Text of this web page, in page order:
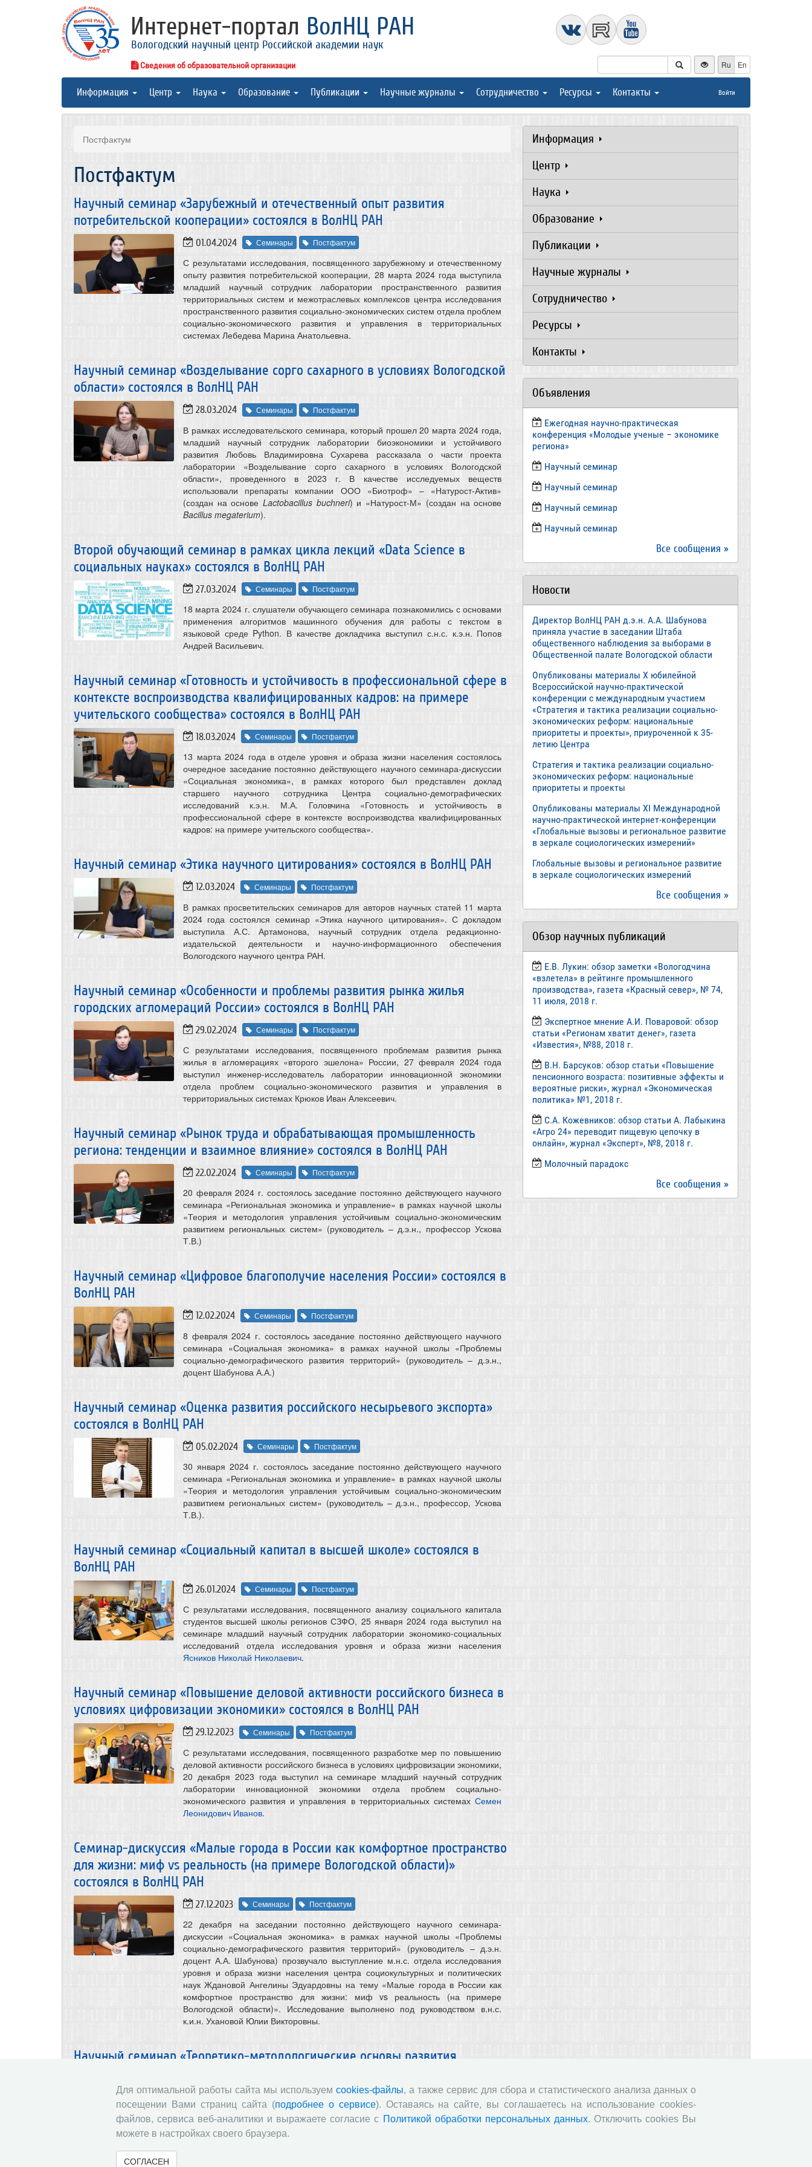
Интернет-портал ВолНЦ РАН
Вологодский научный центр Российской академии наук
Сведения об образовательной организации Ru En
Информация Центр Наука Образование Публикации Научные журналы Сотрудничество Ресурсы Контакты Войти
Постфактум
Постфактум
Научный семинар «Зарубежный и отечественный опыт развития
потребительской кооперации» состоялся в ВолНЦ РАН
01.04.2024 Семинары Постфактум
С результатами исследования, посвященного зарубежному и отечественному
опыту развития потребительской кооперации, 28 марта 2024 года выступила
младший научный сотрудник лаборатории пространственного развития
территориальных систем и межотраслевых комплексов центра исследования
пространственного развития социально-экономических систем отдела проблем
социально-экономического развития и управления в территориальных
системах Лебедева Марина Анатольевна.
Научный семинар «Возделывание сорго сахарного в условиях Вологодской
области» состоялся в ВолНЦ РАН
28.03.2024 Семинары Постфактум
В рамках исследовательского семинара, который прошел 20 марта 2024 года,
младший научный сотрудник лаборатории биоэкономики и устойчивого
развития Любовь Владимировна Сухарева рассказала о части проекта
лаборатории «Возделывание сорго сахарного в условиях Вологодской
области», проведенного в 2023 г. В качестве исследуемых веществ
использовали препараты компании ООО «Биотроф» – «Натурост-Актив»
(создан на основе Lactobacillus buchneri) и «Натурост-М» (создан на основе
Bacillus megaterium).
Второй обучающий семинар в рамках цикла лекций «Data Science в
социальных науках» состоялся в ВолНЦ РАН
27.03.2024 Семинары Постфактум
18 марта 2024 г. слушатели обучающего семинара познакомились с основами
применения алгоритмов машинного обучения для работы с текстом в
языковой среде Python. В качестве докладчика выступил с.н.с. к.э.н. Попов
Андрей Васильевич.
Научный семинар «Готовность и устойчивость в профессиональной сфере в
контексте воспроизводства квалифицированных кадров: на примере
учительского сообщества» состоялся в ВолНЦ РАН
18.03.2024 Семинары Постфактум
13 марта 2024 года в отделе уровня и образа жизни населения состоялось
очередное заседание постоянно действующего научного семинара-дискуссии
«Социальная экономика», в рамках которого был представлен доклад
старшего научного сотрудника Центра социально-демографических
исследований к.э.н. М.А. Головчина «Готовность и устойчивость в
профессиональной сфере в контексте воспроизводства квалифицированных
кадров: на примере учительского сообщества».
Научный семинар «Этика научного цитирования» состоялся в ВолНЦ РАН
12.03.2024 Семинары Постфактум
В рамках просветительских семинаров для авторов научных статей 11 марта
2024 года состоялся семинар «Этика научного цитирования». С докладом
выступила А.С. Артамонова, научный сотрудник отдела редакционно-
издательской деятельности и научно-информационного обеспечения
Вологодского научного центра РАН.
Научный семинар «Особенности и проблемы развития рынка жилья
городских агломераций России» состоялся в ВолНЦ РАН
29.02.2024 Семинары Постфактум
С результатами исследования, посвященного проблемам развития рынка
жилья в агломерациях «второго эшелона» России, 27 февраля 2024 года
выступил инженер-исследователь лаборатории инновационной экономики
отдела проблем социально-экономического развития и управления в
территориальных системах Крюков Иван Алексеевич.
Научный семинар «Рынок труда и обрабатывающая промышленность
региона: тенденции и взаимное влияние» состоялся в ВолНЦ РАН
22.02.2024 Семинары Постфактум
20 февраля 2024 г. состоялось заседание постоянно действующего научного
семинара «Региональная экономика и управление» в рамках научной школы
«Теория и методология управления устойчивым социально-экономическим
развитием региональных систем» (руководитель – д.э.н., профессор Ускова
Т.В.)
Научный семинар «Цифровое благополучие населения России» состоялся в
ВолНЦ РАН
12.02.2024 Семинары Постфактум
8 февраля 2024 г. состоялось заседание постоянно действующего научного
семинара «Социальная экономика» в рамках научной школы «Проблемы
социально-демографического развития территорий» (руководитель – д.э.н.,
доцент Шабунова А.А.)
Научный семинар «Оценка развития российского несырьевого экспорта»
состоялся в ВолНЦ РАН
05.02.2024 Семинары Постфактум
30 января 2024 г. состоялось заседание постоянно действующего научного
семинара «Региональная экономика и управление» в рамках научной школы
«Теория и методология управления устойчивым социально-экономическим
развитием региональных систем» (руководитель – д.э.н., профессор, Ускова
Т.В.).
Научный семинар «Социальный капитал в высшей школе» состоялся в
ВолНЦ РАН
26.01.2024 Семинары Постфактум
С результатами исследования, посвященного анализу социального капитала
студентов высшей школы регионов СЗФО, 25 января 2024 года выступил на
семинаре младший научный сотрудник лаборатории экономико-социальных
исследований отдела исследования уровня и образа жизни населения
Ясников Николай Николаевич.
Научный семинар «Повышение деловой активности российского бизнеса в
условиях цифровизации экономики» состоялся в ВолНЦ РАН
29.12.2023 Семинары Постфактум
С результатами исследования, посвященного разработке мер по повышению
деловой активности российского бизнеса в условиях цифровизации экономики,
20 декабря 2023 года выступил на семинаре младший научный сотрудник
лаборатории инновационной экономики отдела проблем социально-
экономического развития и управления в территориальных системахСемен
Леонидович Иванов.
Семинар-дискуссия «Малые города в России как комфортное пространство
для жизни: миф vs реальность (на примере Вологодской области)»
состоялся в ВолНЦ РАН
27.12.2023 Семинары Постфактум
22 декабря на заседании постоянно действующего научного семинара-
дискуссии «Социальная экономика» в рамках научной школы «Проблемы
социально-демографического развития территорий» (руководитель – д.э.н.
доцент А.А. Шабунова) прозвучало выступление м.н.с. отдела исследования
уровня и образа жизни населения центра социокультурных и политических
наук Ждановой Ангелины Эдуардовны на тему «Малые города в России как
комфортное пространство для жизни: миф vs реальность (на примере
Вологодской области)». Исследование выполнено под руководством в.н.с.
к.и.н. Ухановой Юлии Викторовны.
Научный семинар «Теоретико-методологические основы развития
15.12.2023 Семинары Постфактум
Результаты исследования, посвященного развитию научного туризма в
регионе, были представлены на семинаре 14 декабря 2023 г. аналитиком
Центра трансфера и коммерциализации технологий Анастасией Алексеевной
Информация
Центр
Наука
Образование
Публикации
Научные журналы
Сотрудничество
Ресурсы
Контакты
Объявления
Ежегодная научно-практическая
конференция «Молодые ученые – экономике
региона»
​Научный семинар
​Научный семинар
Научный семинар
​Научный семинар
Все сообщения »
Новости
Директор ВолНЦ РАН д.э.н. А.А. Шабунова
приняла участие в заседании Штаба
общественного наблюдения за выборами в
Общественной палате Вологодской области
Опубликованы материалы X юбилейной
Всероссийской научно-практической
конференции с международным участием
«Стратегия и тактика реализации социально-
экономических реформ: национальные
приоритеты и проекты», приуроченной к 35-
летию Центра
Стратегия и тактика реализации социально-
экономических реформ: национальные
приоритеты и проекты
Опубликованы материалы XI Международной
научно-практической интернет-конференции
«Глобальные вызовы и региональное развитие
в зеркале социологических измерений»
Глобальные вызовы и региональное развитие
в зеркале социологических измерений
Все сообщения »
Обзор научных публикаций
Е.В. Лукин: обзор заметки «Вологодчина
«взлетела» в рейтинге промышленного
производства», газета «Красный север», № 74,
11 июля, 2018 г.
Экспертное мнение А.И. Поваровой: обзор
статьи «Регионам хватит денег», газета
«Известия», №88, 2018 г.
В.Н. Барсуков: обзор статьи «Повышение
пенсионного возраста: позитивные эффекты и
вероятные риски», журнал «Экономическая
политика» №1, 2018 г.
С.А. Кожевников: обзор статьи А. Лабыкина
«Агро 24» переводит пищевую цепочку в
онлайн», журнал «Эксперт», №8, 2018 г.
Молочный парадокс
Все сообщения »
Для оптимальной работы сайта мы используем cookies-файлы, а также сервис для сбора и статистического анализа данных о
посещении Вами страниц сайта (подробнее о сервисе). Оставаясь на сайте, вы соглашаетесь на использование cookies-
файлов, сервиса веб-аналитики и выражаете согласие с Политикой обработки персональных данных. Отключить cookies Вы
можете в настройках своего браузера.
СОГЛАСЕН